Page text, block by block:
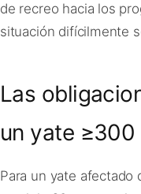
de recreo hacia los
situación difícilmente
Las
un yate ≥300
Para un yate afectado